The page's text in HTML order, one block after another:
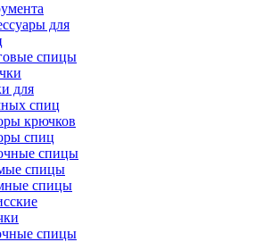
для
спицы
для
спиц
крючков
спиц
спицы
спицы
спицы
спицы